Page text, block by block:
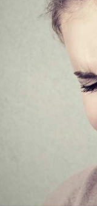
comportamentale